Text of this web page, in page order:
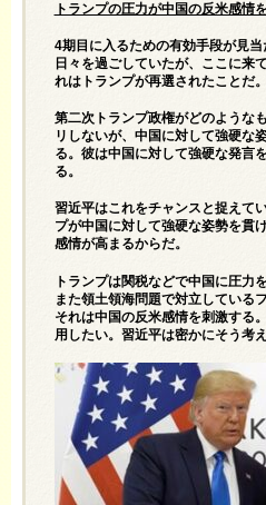
トランプの圧力が中国の反米感情
4期目に入るための有効手段が見
日々を過ごしていたが、ここに来
れはトランプが再選されたことだ。
第二次トランプ政権がどのような
リしないが、中国に対して強硬な
る。彼は中国に対して強硬な発言
る。
習近平はこれをチャンスと捉えて
プが中国に対して強硬な姿勢を貫
感情が高まるからだ。
トランプは関税などで中国に圧力
また領土領海問題で対立している
それは中国の反米感情を刺激する
用したい。習近平は密かにそう考